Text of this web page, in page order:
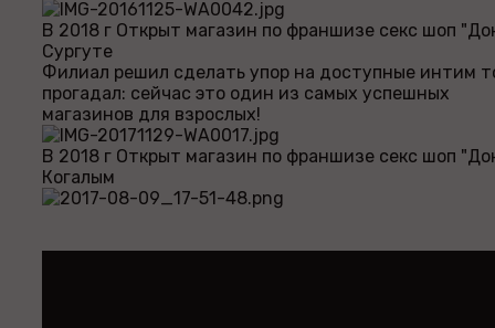
В 2018 г Открыт магазин по франшизе секс шоп
Сургуте
Филиал решил сделать упор на доступные интим
прогадал: сейчас это один из самых успешных
магазинов для взрослых!
В 2018 г Открыт магазин по франшизе секс шоп
Когалым